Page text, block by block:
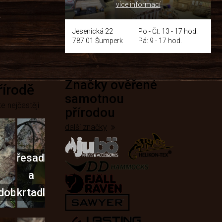
více informací
Jesenická 22
787 01 Šumperk
Po - Čt: 13 - 17 hod.
Pá: 9 - 17 hod.
nejčastěji
Křesadla
a
škrtadla
Značky ověřené
samotnou
přírodou
další značky